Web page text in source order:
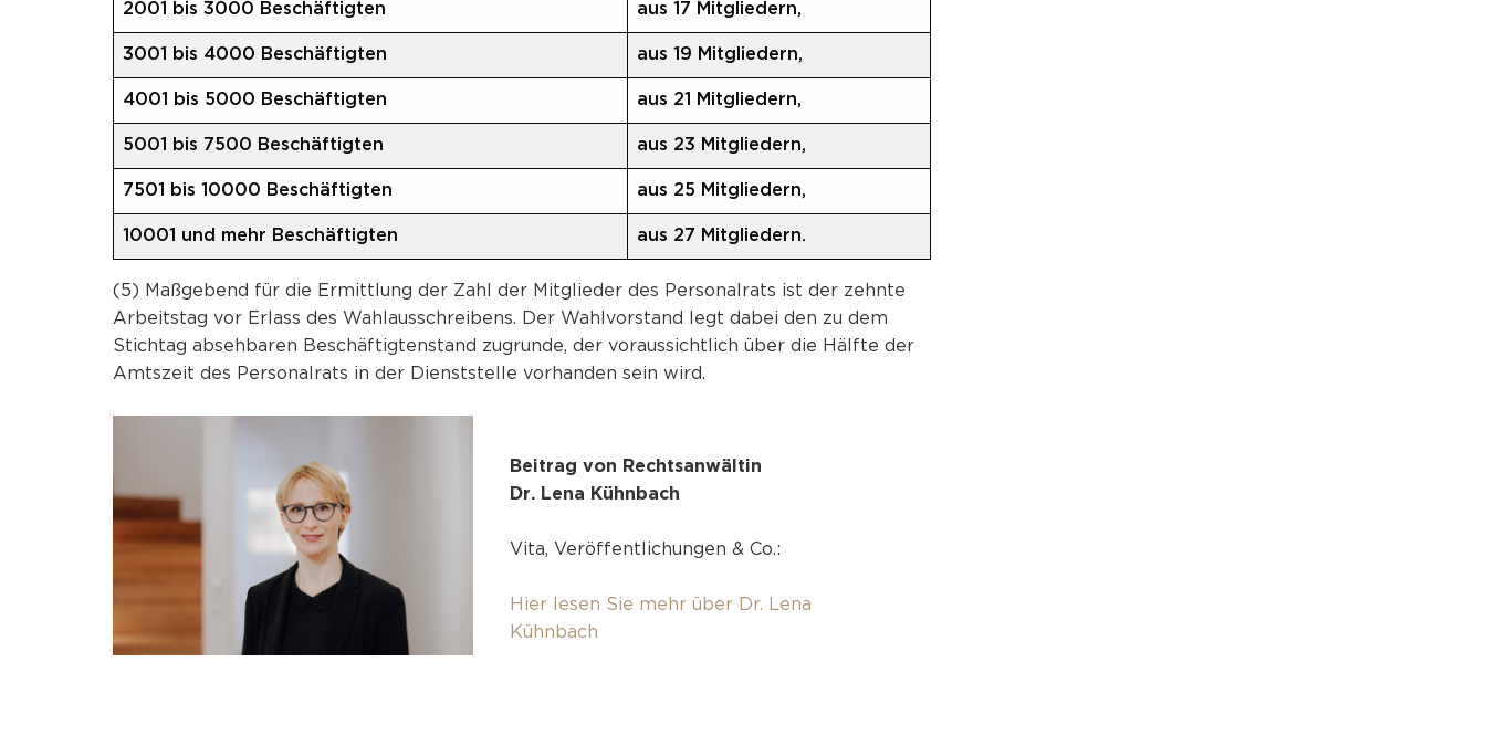
2001 bis 3000 Beschäftigten aus 17 Mitgliedern,
3001 bis 4000 Beschäftigten aus 19 Mitgliedern,
4001 bis 5000 Beschäftigten aus 21 Mitgliedern,
5001 bis 7500 Beschäftigten aus 23 Mitgliedern,
7501 bis 10000 Beschäftigten aus 25 Mitgliedern,
10001 und mehr Beschäftigten aus 27 Mitgliedern.
(5) Maßgebend für die Ermittlung der Zahl der Mitglieder des Personalrats ist der zehnte
Arbeitstag vor Erlass des Wahlausschreibens. Der Wahlvorstand legt dabei den zu dem
Stichtag absehbaren Beschäftigtenstand zugrunde, der voraussichtlich über die Hälfte der
Amtszeit des Personalrats in der Dienststelle vorhanden sein wird.
Beitrag von Rechtsanwältin
Dr. Lena Kühnbach
Vita, Veröffentlichungen & Co.:
Hier lesen Sie mehr über Dr. Lena
Kühnbach